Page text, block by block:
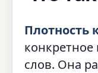
Плотность
слов. Она